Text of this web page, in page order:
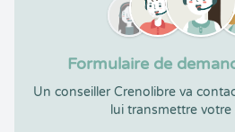
Formulaire de
Un conseiller Crenolibre va
lui transmettre